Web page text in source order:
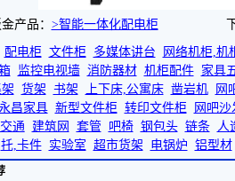
产品： >智能一体化配电柜
配电柜 文件柜 多媒体讲台 网络机柜,机
监控电视墙 消防器材 机柜配件 家具
货架 书架 上下床,公寓床 凿岩机 网
昌家具 新型文件柜 转印文件柜 网吧沙
通 建筑网 套管 吧椅 钢包头 链条 人
托,卡件
实验室 超市货架 电锅炉 铝型材